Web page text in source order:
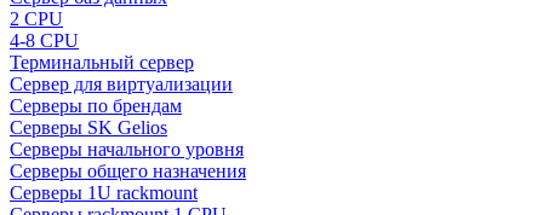
2 CPU
4-8 CPU
Терминальный сервер
Сервер для виртуализации
Серверы по брендам
Серверы SK Gelios
Серверы начального уровня
Серверы общего назначения
Серверы 1U rackmount